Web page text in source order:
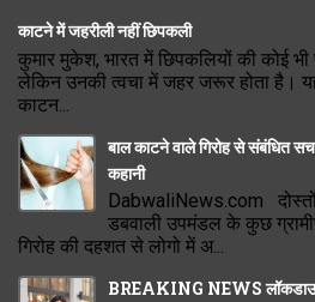
काटने में जहरीली नहीं छिपकली
कुमार मुकेश, भारत में छिपकलियों की कोई भी
लेकिन उनकी त्वचा में जहर जरूर होता है।
काटन...
बाल काटने वाले गिरोह से संबंधित
कहानी
DabwaliNews.com
डबवाली उपमंडल के कुछ
गिरोह की दहशत से लोगो में अ...
BREAKING NEWS लॉकडाउन